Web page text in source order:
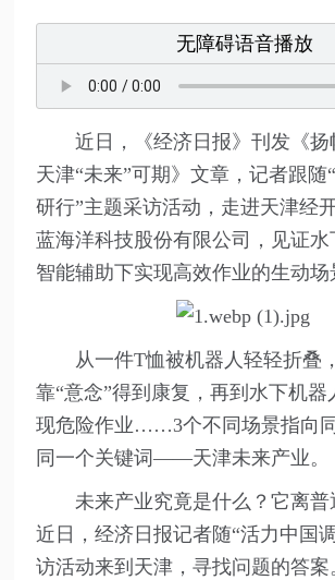
无障碍语音播放
近日，《经济日报》刊发《
天津“未来”可期》文章，记者跟随
研行”主题采访活动，走进天津经
蓝海洋科技股份有限公司，见证
智能辅助下实现高效作业的生动场
从一件T恤被机器人轻轻折叠
靠“意念”得到康复，再到水下机器
现危险作业……3个不同场景指向同
同一个关键词——天津未来产业。
未来产业究竟是什么？它离普
近日，经济日报记者随“活力中国
访活动来到天津，寻找问题的答案